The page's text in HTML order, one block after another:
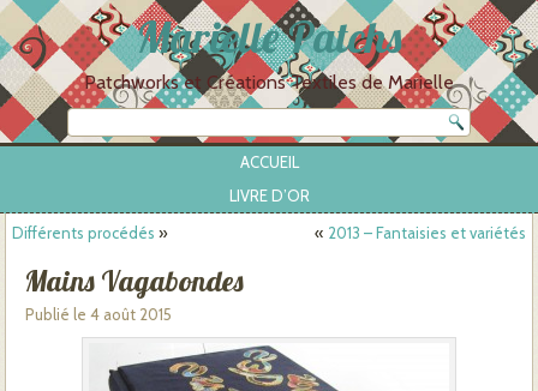
Marielle Patchs
Patchworks et Créations Textiles de Marielle
ACCUEIL
LIVRE D’OR
Différents procédés » « 2013 – Fantaisies et variétés
Mains Vagabondes
Publié le 4 août 2015